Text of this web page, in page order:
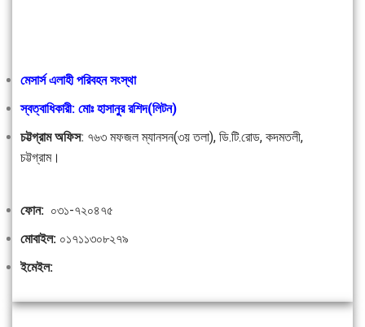
মেসার্স এলাহী পরিবহন সংস্থা
স্বত্বাধিকারী: মোঃ হাসানুর রশিদ(লিটন)
চট্টগ্রাম অফিস: ৭৬৩ মফজল ম্যানসন(৩য় তলা), ডি.টি.রোড, কদমতলী,
চট্টগ্রাম।
ফোন: ০৩১-৭২০৪৭৫
মোবাইল: ০১৭১১৩০৮২৭৯
ইমেইল: